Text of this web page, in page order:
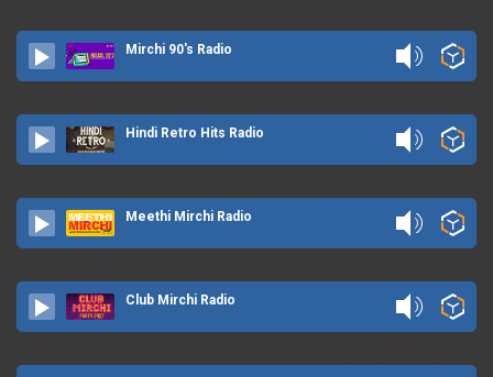
Mirchi 90's Radio
Hindi Retro Hits Radio
Meethi Mirchi Radio
Club Mirchi Radio